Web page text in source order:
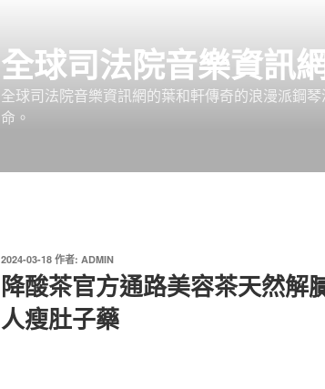
全球司法院音樂資訊
全球司法院音樂資訊網的葉和軒傳奇的浪漫派鋼
命。
發
佈
於
2024-03-18 作者: ADMIN
降酸茶官方通路美容茶天然解
人瘦肚子藥